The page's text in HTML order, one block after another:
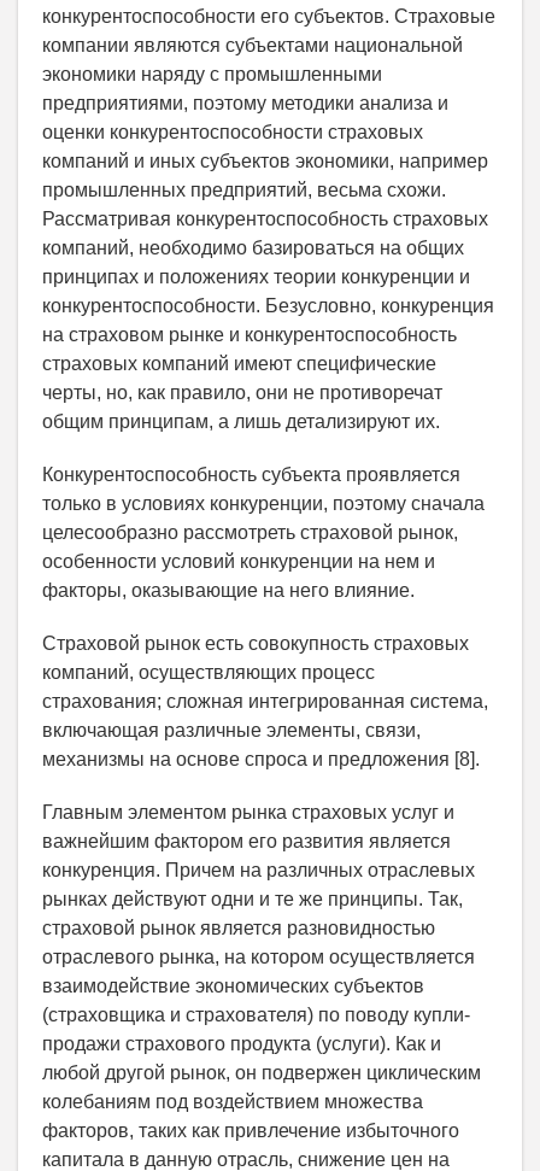
конкурентоспособности его субъектов. Страховые
компании являются субъектами национальной
экономики наряду с промышленными
предприятиями, поэтому методики анализа и
оценки конкурентоспособности страховых
компаний и иных субъектов экономики, например
промышленных предприятий, весьма схожи.
Рассматривая конкурентоспособность страховых
компаний, необходимо базироваться на общих
принципах и положениях теории конкуренции и
конкурентоспособности. Безусловно, конкуренция
на страховом рынке и конкурентоспособность
страховых компаний имеют специфические
черты, но, как правило, они не противоречат
общим принципам, а лишь детализируют их.
Конкурентоспособность субъекта проявляется
только в условиях конкуренции, поэтому сначала
целесообразно рассмотреть страховой рынок,
особенности условий конкуренции на нем и
факторы, оказывающие на него влияние.
Страховой рынок есть совокупность страховых
компаний, осуществляющих процесс
страхования; сложная интегрированная система,
включающая различные элементы, связи,
механизмы на основе спроса и предложения [8].
Главным элементом рынка страховых услуг и
важнейшим фактором его развития является
конкуренция. Причем на различных отраслевых
рынках действуют одни и те же принципы. Так,
страховой рынок является разновидностью
отраслевого рынка, на котором осуществляется
взаимодействие экономических субъектов
(страховщика и страхователя) по поводу купли-
продажи страхового продукта (услуги). Как и
любой другой рынок, он подвержен циклическим
колебаниям под воздействием множества
факторов, таких как привлечение избыточного
капитала в данную отрасль, снижение цен на